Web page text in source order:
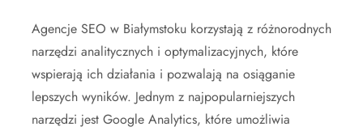
Agencje SEO w Białymstoku korzystają z różnorodnych
narzędzi analitycznych i optymalizacyjnych, które
wspierają ich działania i pozwalają na osiąganie
lepszych wyników. Jednym z najpopularniejszych
narzędzi jest Google Analytics, które umożliwia